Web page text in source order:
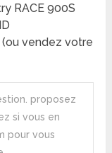
RACE 900S
vendez votre